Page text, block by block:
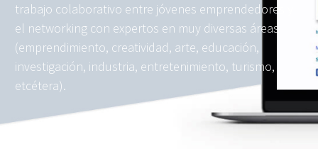
trabajo colaborativo entre jóvenes emprendedores y
el networking con expertos en muy diversas áreas
(emprendimiento, creatividad, arte, educación,
investigación, industria, entretenimiento, turismo,
etcétera).